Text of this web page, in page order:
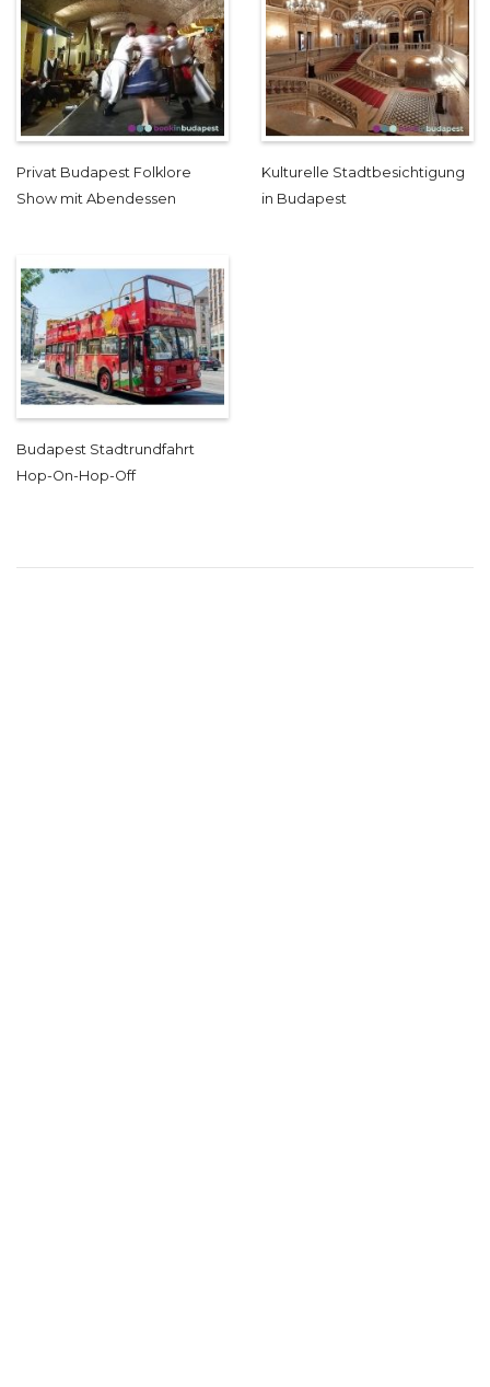
Privat Budapest Folklore
Show mit Abendessen
Kulturelle Stadtbesichtigung
in Budapest
Budapest Stadtrundfahrt
Hop-On-Hop-Off